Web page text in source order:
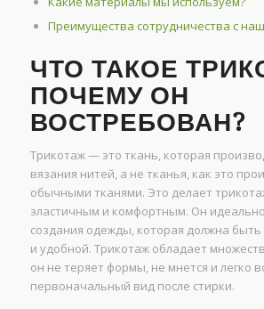
Преимущества сотрудничества с
ЧТО ТАКОЕ
ПОЧЕМУ ОН
ВОСТРЕБОВАН?
Трикотаж — это ткань, которая
вязания нитей, а не тканья, как это
обычными тканями. Это делает
эластичным и комфортным. Он
создания одежды, которая должна быть
и удобной. Трикотаж обладает
он не теряет формы, не мнется и легко
первоначальный вид после стирки.